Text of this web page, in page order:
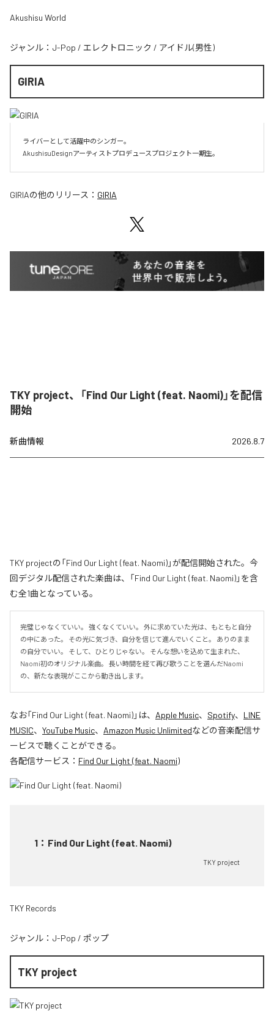
Akushisu World
ジャンル： J-Pop / エレクトロニック / アイドル(男性)
GIRIA
ライバーとして活躍中のシンガー。
AkushisuDesignアーティストプロデュースプロジェクト一期生。
GIRIAの他のリリース： GIRIA
TKY project、「Find Our Light (feat. Naomi)」を配信
開始
新曲情報 2026.8.7
TKY projectの「Find Our Light (feat. Naomi)」が配信開始された。今
回デジタル配信された楽曲は、「Find Our Light (feat. Naomi)」を含
む全1曲となっている。
完璧じゃなくていい。 強くなくていい。 外に求めていた光は、もともと自分
の中にあった。 その光に気づき、自分を信じて進んでいくこと。 ありのまま
の自分でいい。 そして、ひとりじゃない。 そんな想いを込めて生まれた、
Naomi初のオリジナル楽曲。 長い時間を経て再び歌うことを選んだNaomi
の、新たな表現がここから動き出します。
なお「Find Our Light (feat. Naomi)」は、 Apple Music、 Spotify、 LINE
MUSIC、 YouTube Music、 Amazon Music Unlimitedなどの音楽配信サ
ービスで聴くことができる。
各配信サービス： Find Our Light (feat. Naomi)
1 ： Find Our Light (feat. Naomi)
TKY project
TKY Records
ジャンル： J-Pop / ポップ
TKY project